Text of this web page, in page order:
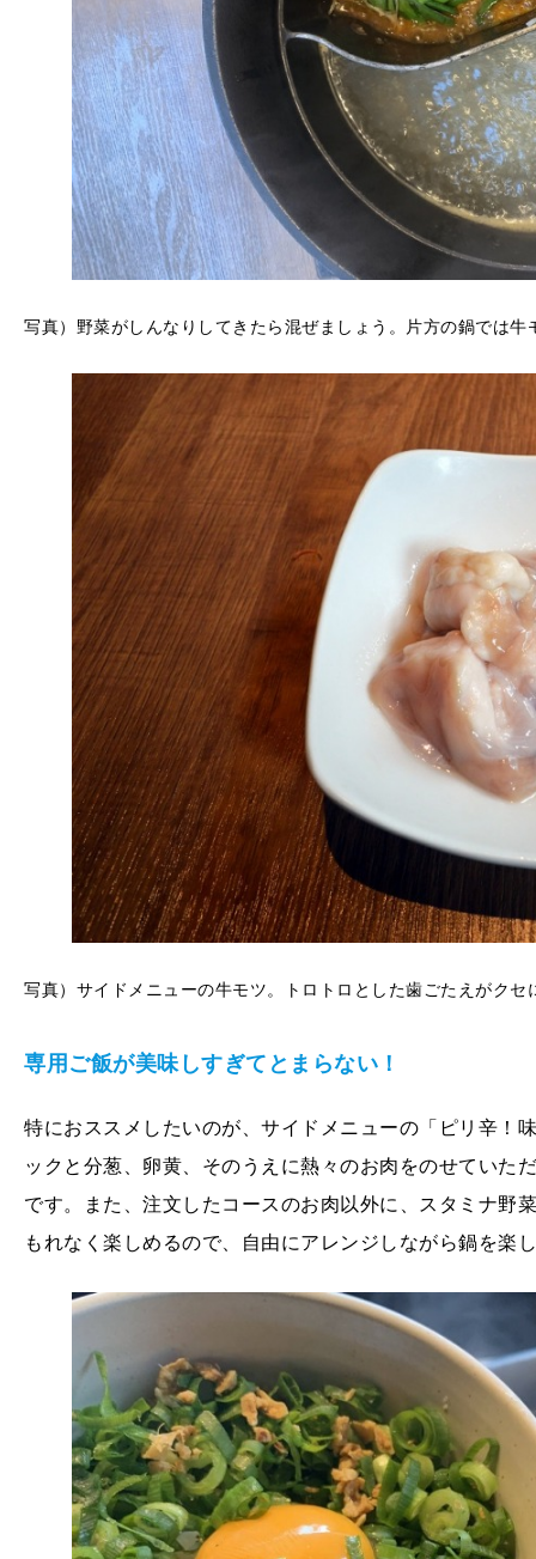
写真）野菜がしんなりしてきたら混ぜましょう。片方の鍋では牛
写真）サイドメニューの牛モツ。トロトロとした歯ごたえがクセ
専用ご飯が美味しすぎてとまらない！
特におススメしたいのが、サイドメニューの「ピリ辛！
ックと分葱、卵黄、そのうえに熱々のお肉をのせていた
です。また、注文したコースのお肉以外に、スタミナ野
もれなく楽しめるので、自由にアレンジしながら鍋を楽